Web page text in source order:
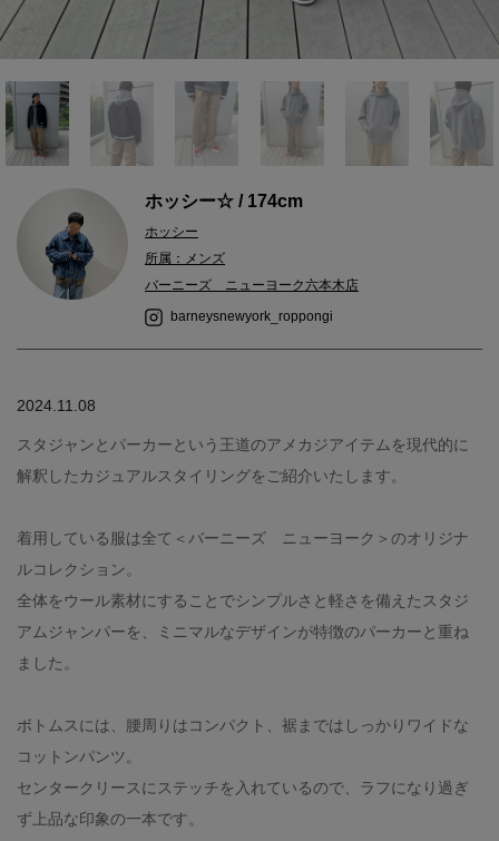
ホッシー☆ / 174cm
ホッシー
所属：メンズ
バーニーズ ニューヨーク六本木店
barneysnewyork_roppongi
2024.11.08
スタジャンとパーカーという王道のアメカジアイテムを現代的に
解釈したカジュアルスタイリングをご紹介いたします。
着用している服は全て＜バーニーズ ニューヨーク＞のオリジナ
ルコレクション。
全体をウール素材にすることでシンプルさと軽さを備えたスタジ
アムジャンパーを、ミニマルなデザインが特徴のパーカーと重ね
ました。
ボトムスには、腰周りはコンパクト、裾まではしっかりワイドな
コットンパンツ。
センタークリースにステッチを入れているので、ラフになり過ぎ
ず上品な印象の一本です。